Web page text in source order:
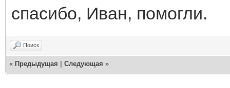
спасибо, Иван, помогли.
Поиск
« Предыдущая Следующая »